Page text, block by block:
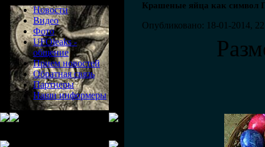
Новости
Видео
Фото
UFOleaks -
общение
Прием новостей
Обратная связь
Партнеры
Наши информеры
Крашеные яйца как символ
Опубликовано: 18-01-2014,